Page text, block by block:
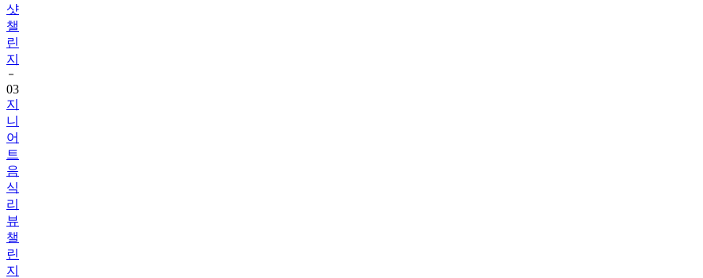
샷
챌
린
지
03
지
니
어
트
음
식
리
뷰
챌
린
지